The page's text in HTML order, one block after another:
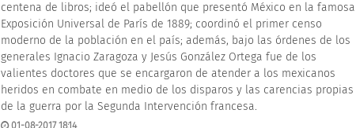
centena de libros; ideó el pabellón que presentó México en la famosa
Exposición Universal de París de 1889; coordinó el primer censo
moderno de la población en el país; además, bajo las órdenes de los
generales Ignacio Zaragoza y Jesús González Ortega fue de los
valientes doctores que se encargaron de atender a los mexicanos
heridos en combate en medio de los disparos y las carencias propias
de la guerra por la Segunda Intervención francesa.
01-08-2017 18:14